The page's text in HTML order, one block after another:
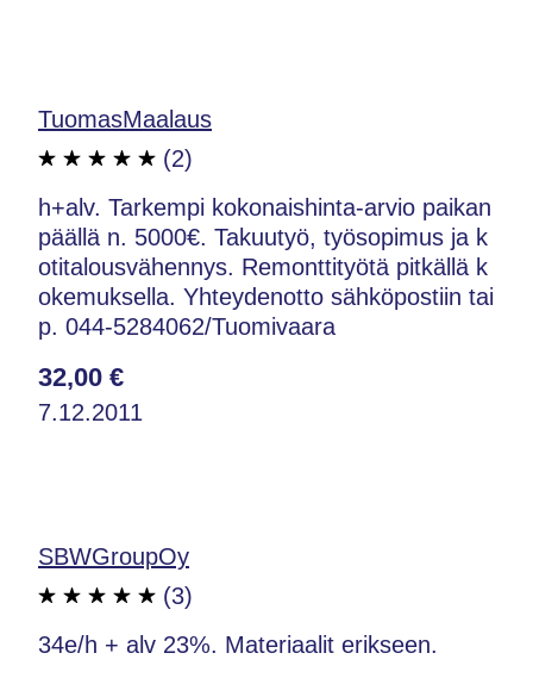
TuomasMaalaus
(2)
h+alv. Tarkempi kokonaishinta-arvio paikan
päällä n. 5000€. Takuutyö, työsopimus ja k
otitalousvähennys. Remonttityötä pitkällä k
okemuksella. Yhteydenotto sähköpostiin tai
p. 044-5284062/Tuomivaara
32,00 €
7.12.2011
SBWGroupOy
(3)
34e/h + alv 23%. Materiaalit erikseen.